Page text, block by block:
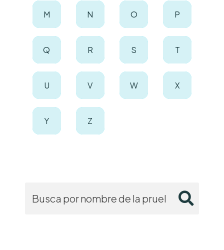
M N O P
Q R S T
U V W X
Y Z